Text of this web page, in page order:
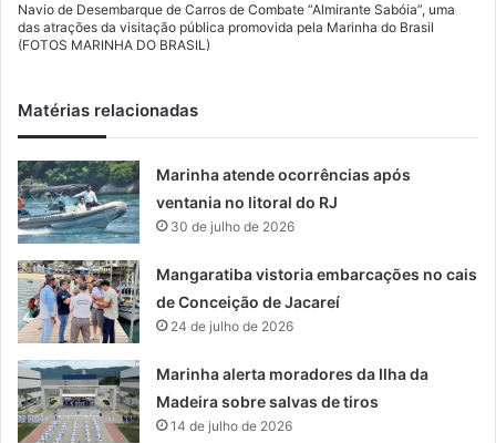
Navio de Desembarque de Carros de Combate “Almirante Sabóia”, uma
das atrações da visitação pública promovida pela Marinha do Brasil
(FOTOS MARINHA DO BRASIL)
Matérias relacionadas
Marinha atende ocorrências após
ventania no litoral do RJ
30 de julho de 2026
Mangaratiba vistoria embarcações no cais
de Conceição de Jacareí
24 de julho de 2026
Marinha alerta moradores da Ilha da
Madeira sobre salvas de tiros
14 de julho de 2026